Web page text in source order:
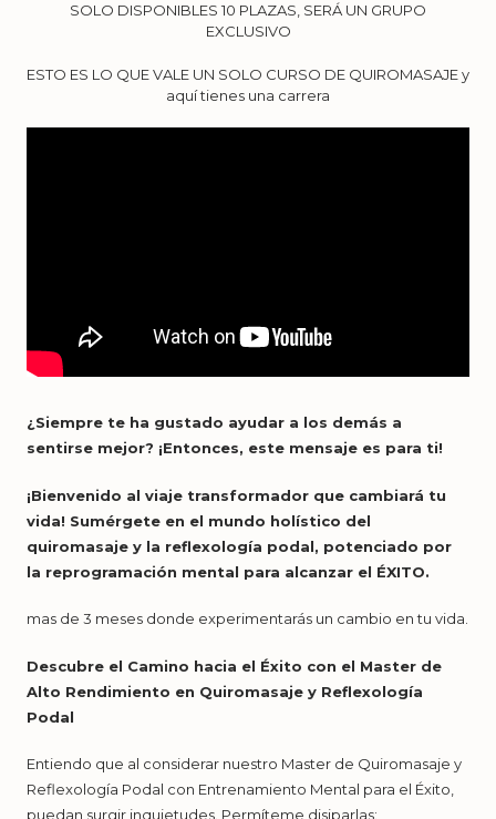
SOLO DISPONIBLES 10 PLAZAS, SERÁ UN GRUPO
EXCLUSIVO
ESTO ES LO QUE VALE UN SOLO CURSO DE QUIROMASAJE y
aquí tienes una carrera
¿Siempre te ha gustado ayudar a los demás a
sentirse mejor? ¡Entonces, este mensaje es para ti!
¡Bienvenido al viaje transformador que cambiará tu
vida! Sumérgete en el mundo holístico del
quiromasaje y la reflexología podal, potenciado por
la reprogramación mental para alcanzar el ÉXITO.
mas de 3 meses donde experimentarás un cambio en tu vida.
Descubre el Camino hacia el Éxito con el Master de
Alto Rendimiento en Quiromasaje y Reflexología
Podal
Entiendo que al considerar nuestro Master de Quiromasaje y
Reflexología Podal con Entrenamiento Mental para el Éxito,
puedan surgir inquietudes. Permíteme disiparlas: